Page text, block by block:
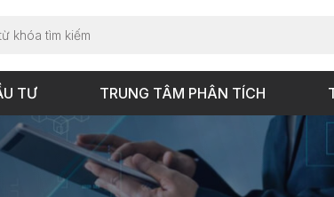
TƯ TRUNG TÂM PHÂN TÍCH